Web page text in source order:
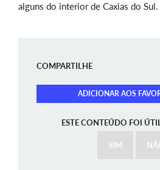
alguns do interior de Caxias do Sul.
COMPARTILHE
ADICIONAR AOS
ESTE CONTEÚDO FOI
SIM